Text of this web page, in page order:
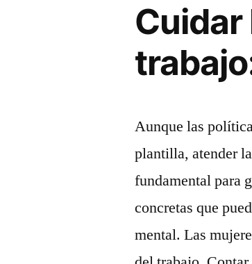
Cuidar
Aunque las
plantilla, atender
fundamental para
concretas que
mental. Las